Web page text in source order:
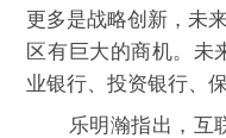
更多是战略创新，未
区有巨大的商机。未
业银行、投资银行、
乐明瀚指出，互联